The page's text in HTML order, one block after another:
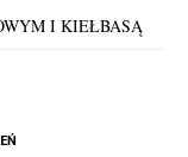
I KIEŁBASĄ